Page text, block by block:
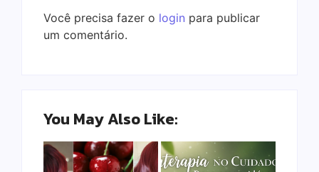
Você precisa fazer o login para publicar
um comentário.
You May Also Like: